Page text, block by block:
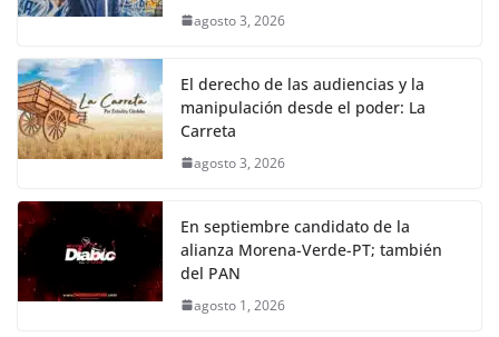
agosto 3, 2026
El derecho de las audiencias y la
manipulación desde el poder: La
Carreta
agosto 3, 2026
En septiembre candidato de la
alianza Morena-Verde-PT; también
del PAN
agosto 1, 2026